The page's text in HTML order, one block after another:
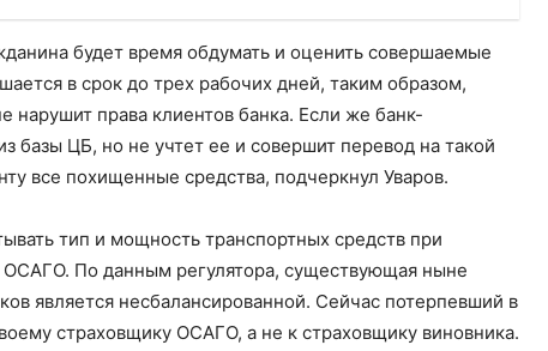
будет время обдумать и оценить совершаемые
в срок до трех рабочих дней, таким образом,
нарушит права клиентов банка. Если же банк-
базы ЦБ, но не учтет ее и совершит перевод на такой
все похищенные средства, подчеркнул Уваров.
тип и мощность транспортных средств при
По данным регулятора, существующая ныне
является несбалансированной. Сейчас потерпевший в
страховщику ОСАГО, а не к страховщику виновника.